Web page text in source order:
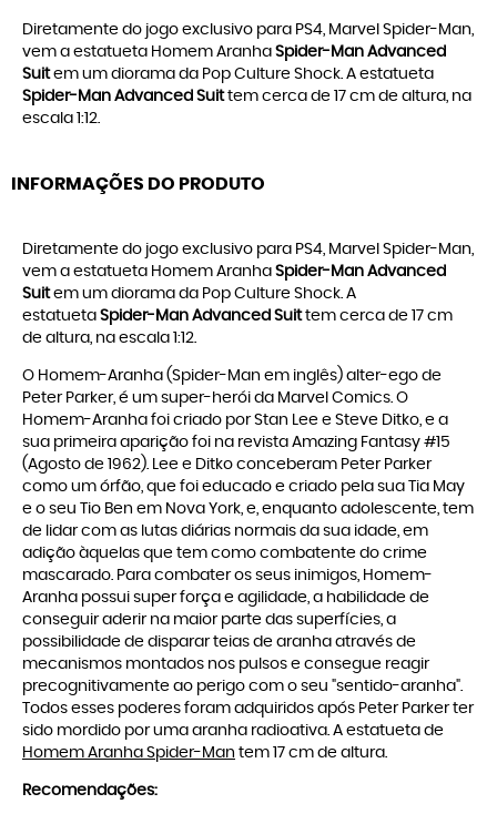
Diretamente do jogo exclusivo para PS4, Marvel Spider-Man,
vem a estatueta Homem Aranha Spider-Man Advanced
Suitem um diorama da Pop Culture Shock. A estatueta
Spider-Man Advanced Suittem cerca de 17 cm de altura, na
escala 1:12.
INFORMAÇÕES DO PRODUTO
Diretamente do jogo exclusivo para PS4, Marvel Spider-Man,
vem a estatueta Homem Aranha Spider-Man Advanced
Suitem um diorama da Pop Culture Shock. A
estatueta Spider-Man Advanced Suittem cerca de 17 cm
de altura, na escala 1:12.
O Homem-Aranha (Spider-Man em inglês) alter-ego de
Peter Parker, é um super-herói da Marvel Comics. O
Homem-Aranha foi criado por Stan Lee e Steve Ditko, e a
sua primeira aparição foi na revista Amazing Fantasy #15
(Agosto de 1962). Lee e Ditko conceberam Peter Parker
como um órfão, que foi educado e criado pela sua Tia May
e o seu Tio Ben em Nova York, e, enquanto adolescente, tem
de lidar com as lutas diárias normais da sua idade, em
adição àquelas que tem como combatente do crime
mascarado. Para combater os seus inimigos, Homem-
Aranha possui super força e agilidade, a habilidade de
conseguir aderir na maior parte das superfícies, a
possibilidade de disparar teias de aranha através de
mecanismos montados nos pulsos e consegue reagir
precognitivamente ao perigo com o seu "sentido-aranha".
Todos esses poderes foram adquiridos após Peter Parker ter
sido mordido por uma aranha radioativa. A estatueta de
Homem Aranha Spider-Man tem 17 cm de altura.
Recomendações: